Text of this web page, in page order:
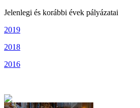
Jelenlegi és korábbi évek pályázatai
2019
2018
2016